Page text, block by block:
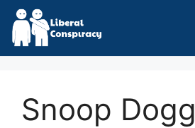
Skip
content
Snoop Dogg